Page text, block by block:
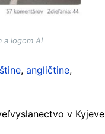
a logom AI
, angličtine,
v Kyjeve